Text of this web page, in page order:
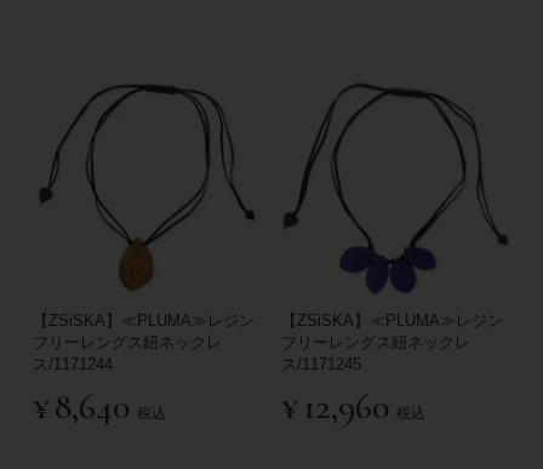
【ZSiSKA】≪PLUMA≫レジン
フリーレングス紐ネックレ
ス/1171244
¥8,640 税込
【ZSiSKA】≪PLUMA≫レジン
フリーレングス紐ネックレ
ス/1171245
¥ 12,960 税込